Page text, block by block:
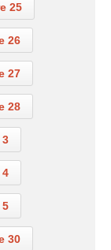
25
26
27
28
30